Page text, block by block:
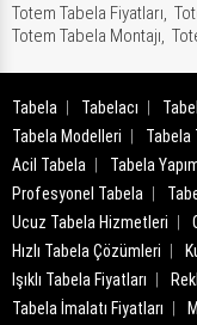
Totem Tabela Fiyatları,
Totem Tabela Montajı,
Tabela Tabelacı
Tabela Modelleri
Tabela
Acil Tabela
Tabela
Profesyonel Tabela
Ucuz Tabela Hizmetleri
Hızlı Tabela Çözümleri
Işıklı Tabela Fiyatları
Tabela İmalatı Fiyatları